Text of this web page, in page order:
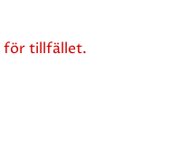
för tillfället.